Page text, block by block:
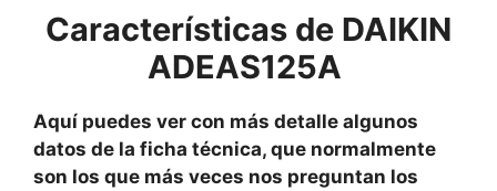
Características de DAIKIN
ADEAS125A
Aquí puedes ver con más detalle algunos
datos de la ficha técnica, que normalmente
son los que más veces nos preguntan los